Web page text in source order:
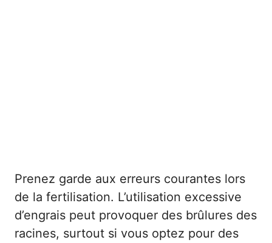
Prenez garde aux erreurs courantes lors
de la fertilisation. L’utilisation excessive
d’engrais peut provoquer des brûlures des
racines, surtout si vous optez pour des